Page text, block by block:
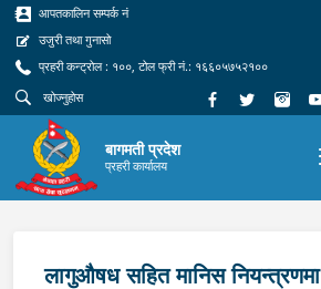
आपतकालिन सम्पर्क नं
उजुरी तथा गुनासो
प्रहरी कन्ट्रोल : १००, टोल फ्री नं.: १६६०५७५२१००
बागमती प्रदेश
प्रहरी कार्यालय
लागुऔषध सहित मानिस नियन्त्रणमा